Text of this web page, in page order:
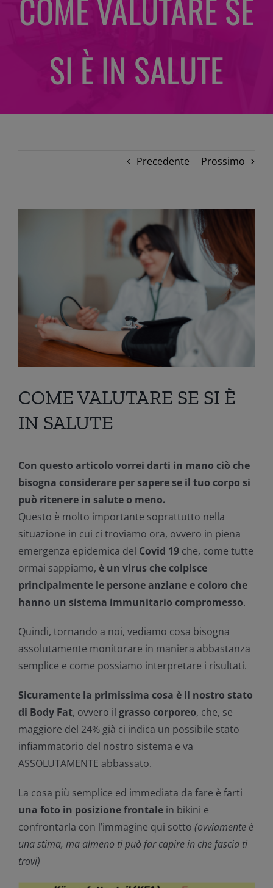
COME VALUTARE SE
SI È IN SALUTE
Precedente Prossimo
COME VALUTARE SE SI È
IN SALUTE
Con questo articolo vorrei darti in mano ciò che
bisogna considerare per sapere se il tuo corpo si
può ritenere in salute o meno.
Questo è molto importante soprattutto nella
situazione in cui ci troviamo ora, ovvero in piena
emergenza epidemica del Covid 19che, come tutte
ormai sappiamo, è un virus che colpisce
principalmente le persone anziane e coloro che
hanno un sistema immunitario compromesso.
Quindi, tornando a noi, vediamo cosa bisogna
assolutamente monitorare in maniera abbastanza
semplice e come possiamo interpretare i risultati.
Sicuramente la primissima cosa è il nostro stato
di Body Fat, ovvero il grasso corporeo, che, se
maggiore del 24% già ci indica un possibile stato
infiammatorio del nostro sistema e va
ASSOLUTAMENTE abbassato.
La cosa più semplice ed immediata da fare è farti
una foto in posizione frontalein bikini e
confrontarla con l’immagine qui sotto (ovviamente è
una stima, ma almeno ti può far capire in che fascia ti
trovi)